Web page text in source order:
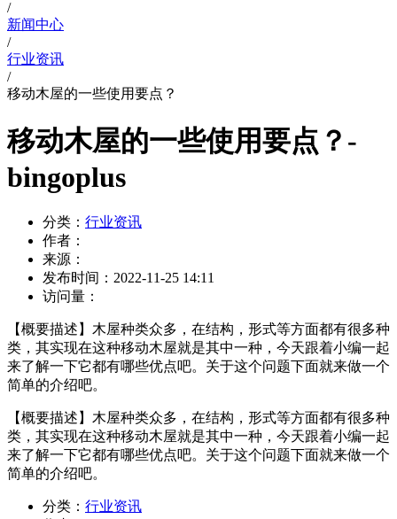
/
新闻中心
/
行业资讯
/
移动木屋的一些使用要点？
移动木屋的一些使用要点？-
bingoplus
分类： 行业资讯
作者：
来源：
发布时间： 2022-11-25 14:11
访问量：
【概要描述】 木屋种类众多，在结构，形式等方面都有很多种
类，其实现在这种移动木屋就是其中一种，今天跟着小编一起
来了解一下它都有哪些优点吧。关于这个问题下面就来做一个
简单的介绍吧。
【概要描述】 木屋种类众多，在结构，形式等方面都有很多种
类，其实现在这种移动木屋就是其中一种，今天跟着小编一起
来了解一下它都有哪些优点吧。关于这个问题下面就来做一个
简单的介绍吧。
分类： 行业资讯